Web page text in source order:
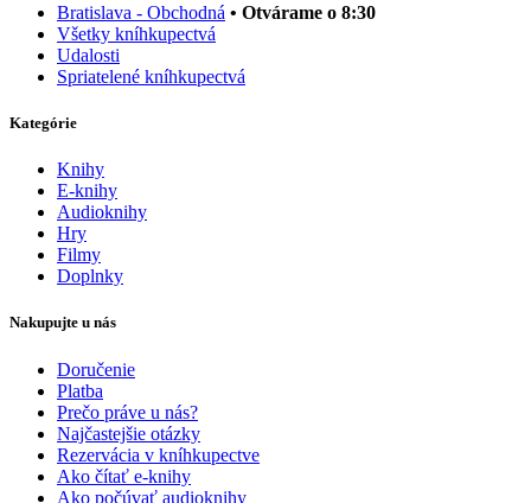
Bratislava - Obchodná • Otvárame o 8:30
Všetky kníhkupectvá
Udalosti
Spriatelené kníhkupectvá
Kategórie
Knihy
E-knihy
Audioknihy
Hry
Filmy
Doplnky
Nakupujte u nás
Doručenie
Platba
Prečo práve u nás?
Najčastejšie otázky
Rezervácia v kníhkupectve
Ako čítať e-knihy
Ako počúvať audioknihy